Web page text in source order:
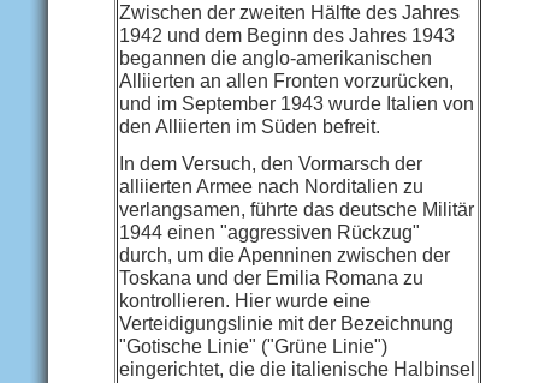
Zwischen der zweiten Hälfte des Jahres
1942 und dem Beginn des Jahres 1943
begannen die anglo-amerikanischen
Alliierten an allen Fronten vorzurücken,
und im September 1943 wurde Italien von
den Alliierten im Süden befreit.
In dem Versuch, den Vormarsch der
alliierten Armee nach Norditalien zu
verlangsamen, führte das deutsche Militär
1944 einen "aggressiven Rückzug"
durch, um die Apenninen zwischen der
Toskana und der Emilia Romana zu
kontrollieren. Hier wurde eine
Verteidigungslinie mit der Bezeichnung
"Gotische Linie" ("Grüne Linie")
eingerichtet, die die italienische Halbinsel